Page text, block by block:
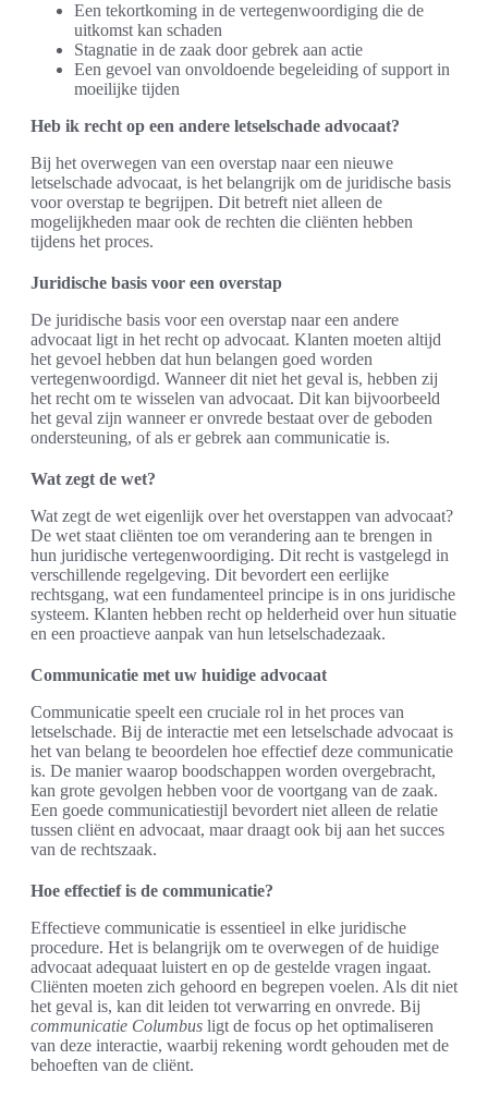
Een tekortkoming in de vertegenwoordiging die de
uitkomst kan schaden
Stagnatie in de zaak door gebrek aan actie
Een gevoel van onvoldoende begeleiding of support in
moeilijke tijden
Heb ik recht op een andere letselschade advocaat?
Bij het overwegen van een overstap naar een nieuwe
letselschade advocaat, is het belangrijk om de juridische basis
voor overstap te begrijpen. Dit betreft niet alleen de
mogelijkheden maar ook de rechten die cliënten hebben
tijdens het proces.
Juridische basis voor een overstap
De juridische basis voor een overstap naar een andere
advocaat ligt in het recht op advocaat. Klanten moeten altijd
het gevoel hebben dat hun belangen goed worden
vertegenwoordigd. Wanneer dit niet het geval is, hebben zij
het recht om te wisselen van advocaat. Dit kan bijvoorbeeld
het geval zijn wanneer er onvrede bestaat over de geboden
ondersteuning, of als er gebrek aan communicatie is.
Wat zegt de wet?
Wat zegt de wet eigenlijk over het overstappen van advocaat?
De wet staat cliënten toe om verandering aan te brengen in
hun juridische vertegenwoordiging. Dit recht is vastgelegd in
verschillende regelgeving. Dit bevordert een eerlijke
rechtsgang, wat een fundamenteel principe is in ons juridische
systeem. Klanten hebben recht op helderheid over hun situatie
en een proactieve aanpak van hun letselschadezaak.
Communicatie met uw huidige advocaat
Communicatie speelt een cruciale rol in het proces van
letselschade. Bij de interactie met een letselschade advocaat is
het van belang te beoordelen hoe effectief deze communicatie
is. De manier waarop boodschappen worden overgebracht,
kan grote gevolgen hebben voor de voortgang van de zaak.
Een goede communicatiestijl bevordert niet alleen de relatie
tussen cliënt en advocaat, maar draagt ook bij aan het succes
van de rechtszaak.
Hoe effectief is de communicatie?
Effectieve communicatie is essentieel in elke juridische
procedure. Het is belangrijk om te overwegen of de huidige
advocaat adequaat luistert en op de gestelde vragen ingaat.
Cliënten moeten zich gehoord en begrepen voelen. Als dit niet
het geval is, kan dit leiden tot verwarring en onvrede. Bij
communicatie Columbus ligt de focus op het optimaliseren
van deze interactie, waarbij rekening wordt gehouden met de
behoeften van de cliënt.